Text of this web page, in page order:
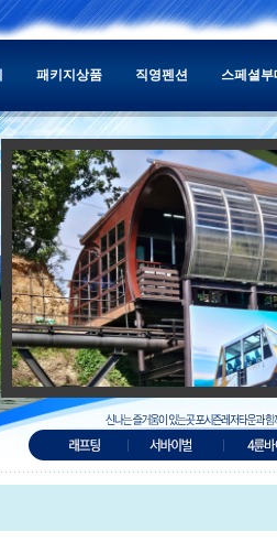
패키지상품 직영펜션 스페셜부